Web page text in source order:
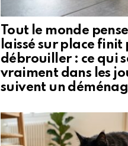
Tout le monde
laissé sur place finit
débrouiller : ce qui
vraiment dans les
suivent un